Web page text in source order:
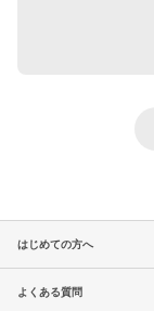
はじめての方へ
よくある質問